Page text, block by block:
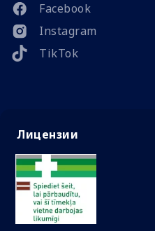
Facebook
Instagram
TikTok
Лицензии